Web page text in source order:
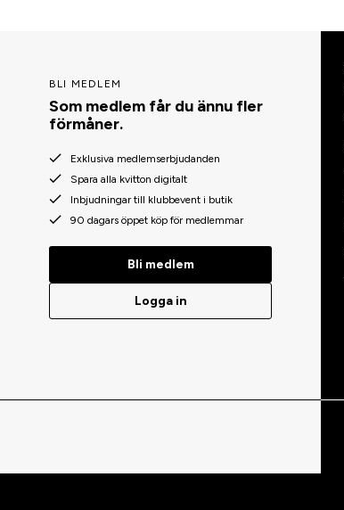
BLI MEDLEM
Som medlem får du ännu fler
förmåner.
Exklusiva medlemserbjudanden
Spara alla kvitton digitalt
Inbjudningar till klubbevent i butik
90 dagars öppet köp för medlemmar
Bli medlem
Logga in